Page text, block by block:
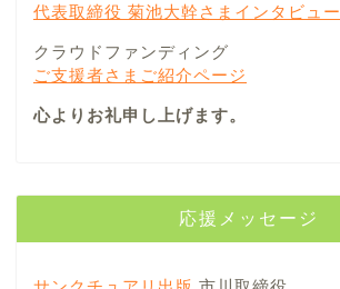
代表取締役 菊池大幹さまインタビュー
クラウドファンディング
ご支援者さまご紹介ページ
心よりお礼申し上げます。
応援メッセージ